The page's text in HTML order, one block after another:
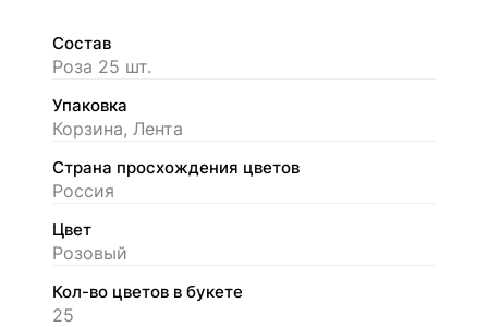
Состав
Роза 25 шт.
Упаковка
Корзина, Лента
Страна просхождения цветов
Россия
Цвет
Розовый
Кол-во цветов в букете
25